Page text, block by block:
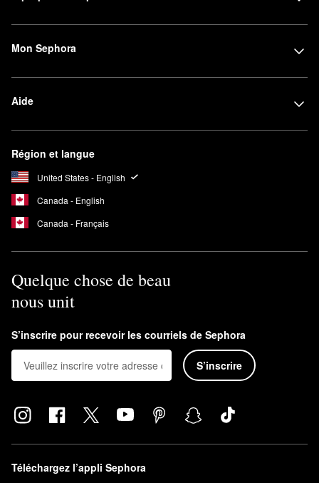
Mon Sephora
Aide
Région et langue
United States - English
Canada - English
Canada - Français
Quelque chose de beau
nous unit
S’inscrire pour recevoir les courriels de Sephora
S’inscrire
Téléchargez l’appli Sephora